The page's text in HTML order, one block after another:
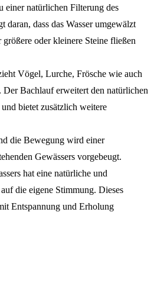
einer natürlichen Filterung des
daran, dass das Wasser umgewälzt
oder kleinere Steine fließen
Vögel, Lurche, Frösche wie auch
Der Bachlauf erweitert den natürlichen
bietet zusätzlich weitere
die Bewegung wird einer
Gewässers vorgebeugt.
hat eine natürliche und
die eigene Stimmung. Dieses
Entspannung und Erholung